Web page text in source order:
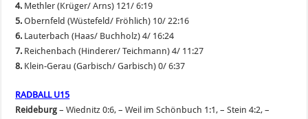
4. Methler (Krüger/ Arns) 121/ 6:19
5. Obernfeld (Wüstefeld/ Fröhlich) 10/ 22:16
6. Lauterbach (Haas/ Buchholz) 4/ 16:24
7. Reichenbach (Hinderer/ Teichmann) 4/ 11:27
8. Klein-Gerau (Garbisch/ Garbisch) 0/ 6:37
RADBALL U15
Reideburg – Wiednitz 0:6, – Weil im Schönbuch 1:1, – Stein 4:2, –